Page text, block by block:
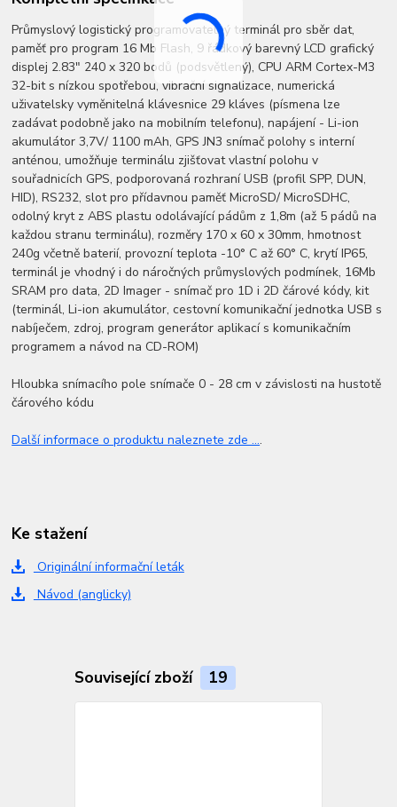
Průmyslový logistický programovatelný terminál pro sběr dat,
paměť pro program 16 Mb Flash, 9 řádkový barevný LCD grafický
displej 2.83" 240 x 320 bodů (podsvětlený), CPU ARM Cortex-M3
32-bit s nízkou spotřebou, vibrační signalizace, numerická
uživatelsky vyměnitelná klávesnice 29 kláves (písmena lze
zadávat podobně jako na mobilním telefonu), napájení - Li-ion
akumulátor 3,7V/ 1100 mAh, GPS JN3 snímač polohy s interní
anténou, umožňuje terminálu zjišťovat vlastní polohu v
souřadnicích GPS, podporovaná rozhraní USB (profil SPP, DUN,
HID), RS232, slot pro přídavnou paměť MicroSD/ MicroSDHC,
odolný kryt z ABS plastu odolávající pádům z 1,8m (až 5 pádů na
každou stranu terminálu), rozměry 170 x 60 x 30mm, hmotnost
240g včetně baterií, provozní teplota -10° C až 60° C, krytí IP65,
terminál je vhodný i do náročných průmyslových podmínek, 16Mb
SRAM pro data, 2D Imager - snímač pro 1D i 2D čárové kódy, kit
(terminál, Li-ion akumulátor, cestovní komunikační jednotka USB s
nabíječem, zdroj, program generátor aplikací s komunikačním
programem a návod na CD-ROM)
Hloubka snímacího pole snímače 0 - 28 cm v závislosti na hustotě
čárového kódu
Další informace o produktu naleznete zde ....
Ke stažení
Originální informační leták
Návod (anglicky)
Související zboží 19